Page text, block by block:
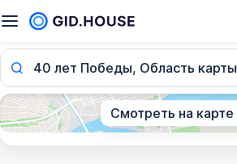
40 лет Победы, Область карты
Смотреть на карте